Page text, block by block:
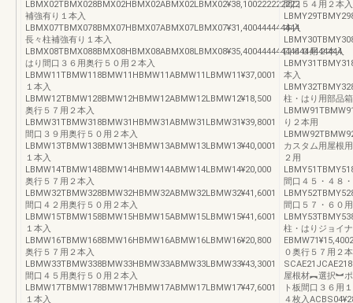
LBMX02TBMX028BMX02HBMX02ABMX02LBMX02¥38,100222222222
補強有り１本入
LBMX07TBMX078BMX07HBMX07ABMX07LBMX07¥31,400444444444
長々柱補強有り１本入
LBMX08TBMX088BMX08HBMX08ABMX08LBMX08¥35,400444444444444444444
はり間口３６用奥行５０用２本入
LBMW11TBMW118BMW11HBMW11ABMW11LBMW11¥37,0001
１本入
LBMW12TBMW128BMW12HBMW12ABMW12LBMW12¥18,500
奥行５７用２本入
LBMW31TBMW318BMW31HBMW31ABMW31LBMW31¥39,8001
間口３９用奥行５０用２本入
LBMW13TBMW138BMW13HBMW13ABMW13LBMW13¥40,0001
１本入
LBMW14TBMW148BMW14HBMW14ABMW14LBMW14¥20,000
奥行５７用２本入
LBMW32TBMW328BMW32HBMW32ABMW32LBMW32¥41,6001
間口４２用奥行５０用２本入
LBMW15TBMW158BMW15HBMW15ABMW15LBMW15¥41,6001
１本入
LBMW16TBMW168BMW16HBMW16ABMW16LBMW16¥20,800
奥行５７用２本入
LBMW33TBMW338BMW33HBMW33ABMW33LBMW33¥43,3001
間口４５用奥行５０用２本入
LBMW17TBMW178BMW17HBMW17ABMW17LBMW17¥47,6001
１本入
間口５４用２本入
本入
口６０用２本入
本入
柱・はり用部品
り２本用
カスタム用屋根
２用
間口４５・４８
間口５７・６０用
柱・はりジョイ
０奥行５７用２
屋根材︻選択︼
ト板間口３６用
４枚入